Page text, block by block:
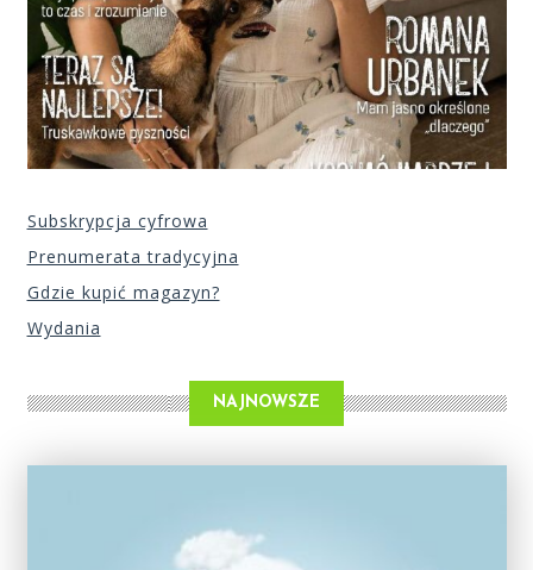
Subskrypcja cyfrowa
Prenumerata tradycyjna
Gdzie kupić magazyn?
Wydania
NAJNOWSZE